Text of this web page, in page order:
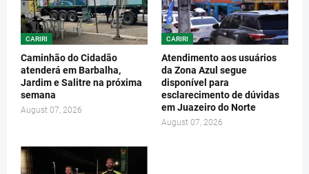
CARIRI
Caminhão do Cidadão
atenderá em Barbalha,
Jardim e Salitre na próxima
semana
August 07, 2026
CARIRI
Atendimento aos usuários
da Zona Azul segue
disponível para
esclarecimento de dúvidas
em Juazeiro do Norte
August 07, 2026